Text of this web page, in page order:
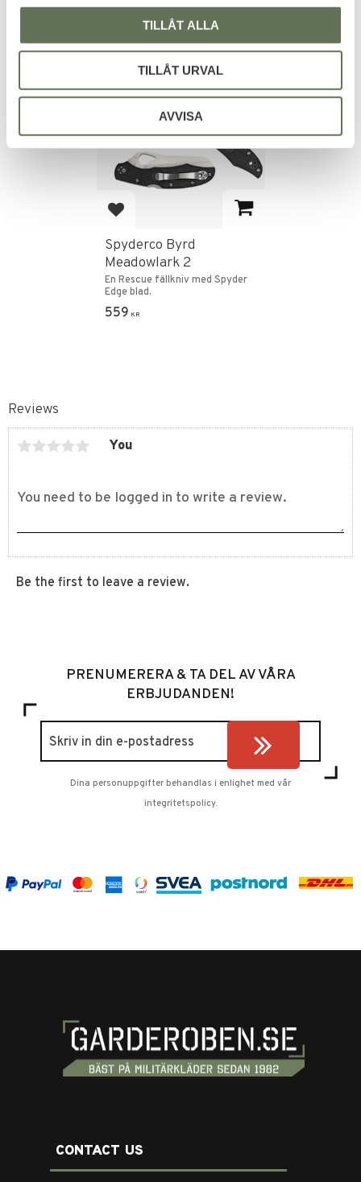
TILLÅT ALLA
TILLÅT URVAL
AVVISA
Reviews
You
Be the first to leave a review.
Add to favorites
Spyderco Byrd
Meadowlark 2
En Rescue fällkniv med Spyder
Edge blad.
559 KR
PRENUMERERA & TA DEL AV VÅRA
ERBJUDANDEN!
Dina personuppgifter behandlas i enlighet med vår
integritetspolicy.
CONTACT US